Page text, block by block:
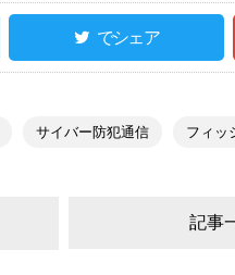
でシェア
サイバー防犯通信 フィッ
記事